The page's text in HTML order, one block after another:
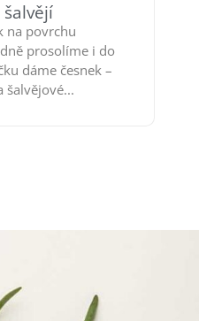
šalvějí
na povrchu
prosolíme i do
dáme česnek –
šalvějové...